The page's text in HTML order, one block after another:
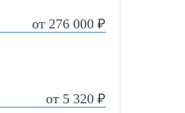
от 276 000 ₽
от 5 320 ₽